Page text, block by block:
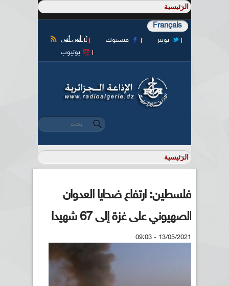
Français
آر أس أس فيسبوك
تويتر
يوتيوب
استمارة البحث
‏بحث ‏
فلسطين: ارتفاع ضحايا العدوان
الصهيوني على غزة إلى 67 شهيدا
13/05/2021 - 09:03